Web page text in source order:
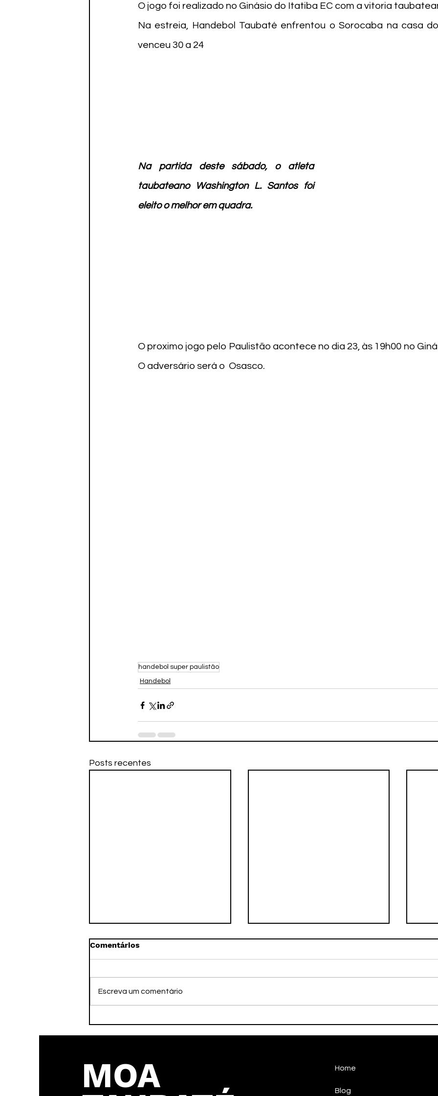
ParatletismoO jogo foi realizado no Ginásio do Itatiba EC com a vitoria
Na estreia, Handebol Taubaté enfrentou o Sorocaba na casa
venceu 30 a 24
Na partida deste sábado, o atleta
taubateano Washington L. Santos foi
eleito o melhor em quadra.
O proximo jogo pelo Paulistão acontece no dia 23, às 19h00 no
O adversário será o  Osasco.
handebol super paulistão
Handebol
Posts recentes
Comentários
Escreva um comentário
MOA Home
Blog